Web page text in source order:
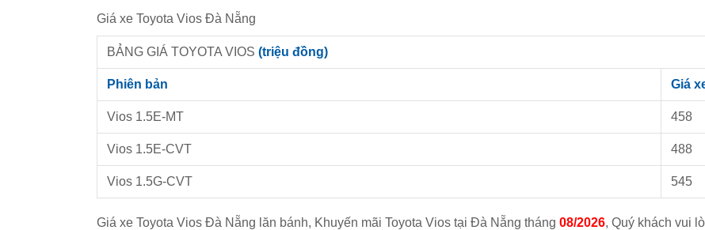
Giá xe Toyota Vios Đà Nẵng
BẢNG GIÁ TOYOTA VIOS (triệu đồng)
Phiên bản Giá
Vios 1.5E-MT 458
Vios 1.5E-CVT 488
Vios 1.5G-CVT 545
Giá xe Toyota Vios Đà Nẵng lăn bánh, Khuyến mãi Toyota Vios tại Đà Nẵng tháng 08/2026, Quý khách vui